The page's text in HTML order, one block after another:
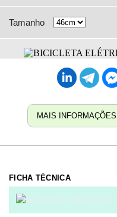
Tamanho
MAIS INFORMAÇÕES
FICHA TÉCNICA